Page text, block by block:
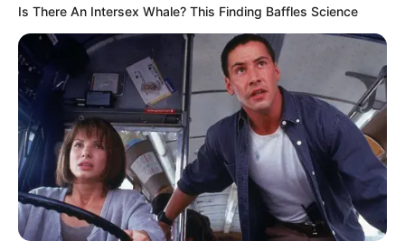
Is There An Intersex Whale? This Finding Baffles Science